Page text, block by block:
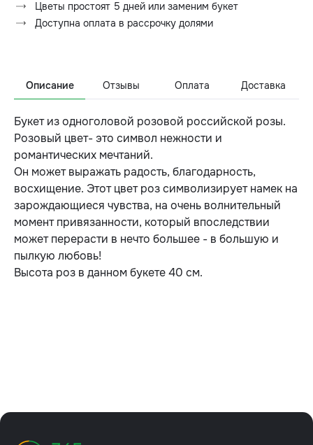
Цветы простоят 5 дней или заменим букет
Доступна оплата в рассрочку долями
Описание Отзывы Оплата Доставка
Букет из одноголовой розовой российской розы.
Розовый цвет- это символ нежности и
романтических мечтаний.
Он может выражать радость, благодарность,
восхищение. Этот цвет роз символизирует намек на
зарождающиеся чувства, на очень волнительный
момент привязанности, который впоследствии
может перерасти в нечто большее - в большую и
пылкую любовь!
Высота роз в данном букете 40 см.